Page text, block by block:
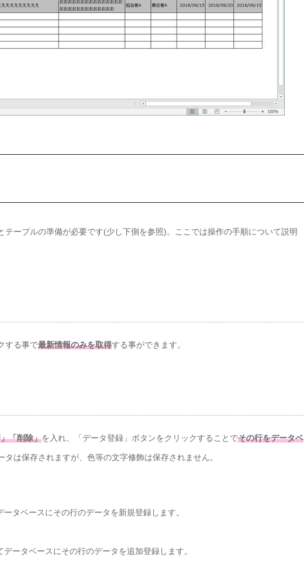
テーブルの準備が必要です(少し下側を参照)。ここでは操作の手順について説明
する事で最新情報のみを取得する事ができます。
「削除」を入れ、「データ登録」ボタンをクリックすることでその行をデータベ
タは保存されますが、色等の文字修飾は保存されません。
タベースにその行のデータを新規登録します。
ータベースにその行のデータを追加登録します。